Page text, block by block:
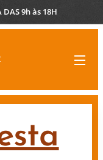
DAS 9h às 18H